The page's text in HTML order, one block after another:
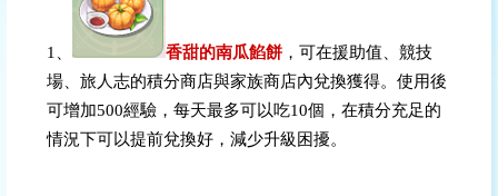
1、 香甜的南瓜餡餅，可在援助值、競技
場、旅人志的積分商店與家族商店內兌換獲得。使用後
可增加500經驗，每天最多可以吃10個，在積分充足的
情況下可以提前兌換好，減少升級困擾。